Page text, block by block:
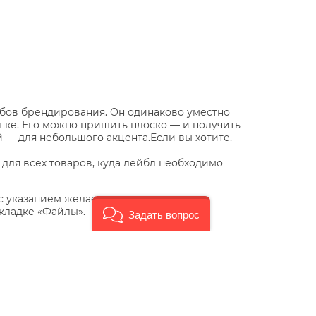
брендирования. Он одинаково уместно
Его можно пришить плоско — и получить
для небольшого акцента.Если вы хотите,
всех товаров, куда лейбл необходимо
указанием желаемого места пришива.
«Файлы».
Задать вопрос